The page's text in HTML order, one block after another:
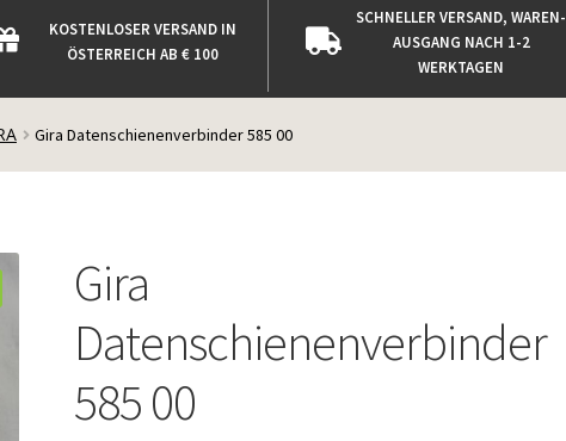
KOSTENLOSER VERSAND IN
ÖSTERREICH AB € 100
SCHNELLER VERSAND, WAREN-
AUSGANG NACH 1-2
WERKTAGEN
Gira Datenschienenverbinder 585 00
Gira
Datenschienenverbinder
585 00